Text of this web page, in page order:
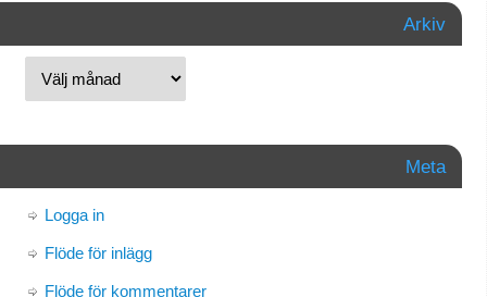
Arkiv
Meta
Logga in
Flöde för inlägg
Flöde för kommentarer